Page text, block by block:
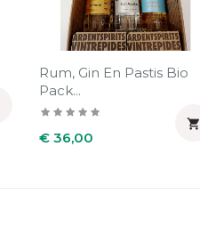
Rum, Gin En Pastis Bio
Pack...
Prijs
€ 36,00
